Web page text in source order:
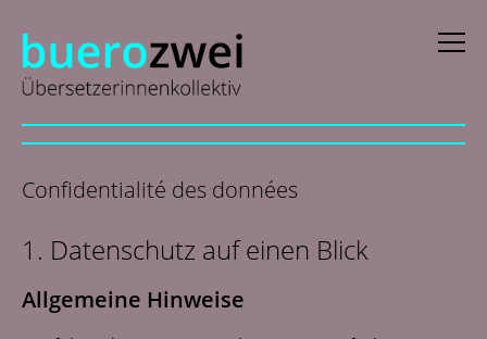
English
français
italiano
Confidentialité des données
1. Datenschutz auf einen Blick
Allgemeine Hinweise